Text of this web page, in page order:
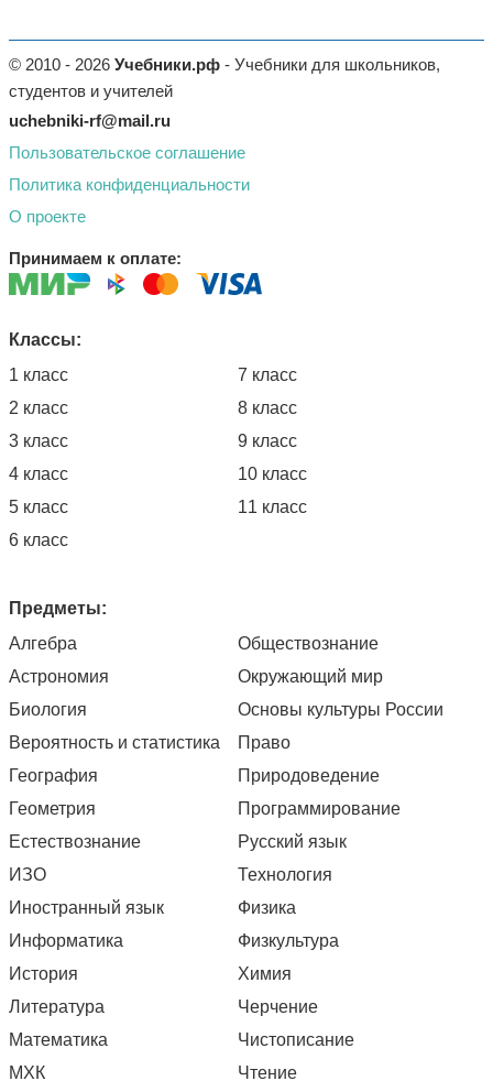
© 2010 - 2026 Учебники.рф - Учебники для школьников,
студентов и учителей
uchebniki-rf@mail.ru
Пользовательское соглашение
Политика конфиденциальности
О проекте
Принимаем к оплате:
Классы:
1 класс
2 класс
3 класс
4 класс
5 класс
6 класс
7 класс
8 класс
9 класс
10 класс
11 класс
Предметы:
Алгебра
Астрономия
Биология
Вероятность и статистика
География
Геометрия
Естествознание
ИЗО
Иностранный язык
Информатика
История
Литература
Математика
МХК
Обществознание
Окружающий мир
Основы культуры России
Право
Природоведение
Программирование
Русский язык
Технология
Физика
Физкультура
Химия
Черчение
Чистописание
Чтение